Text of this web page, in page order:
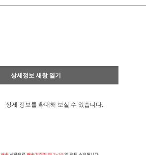
상세정보 새창 열기
상세 정보를 확대해 보실 수 있습니다.